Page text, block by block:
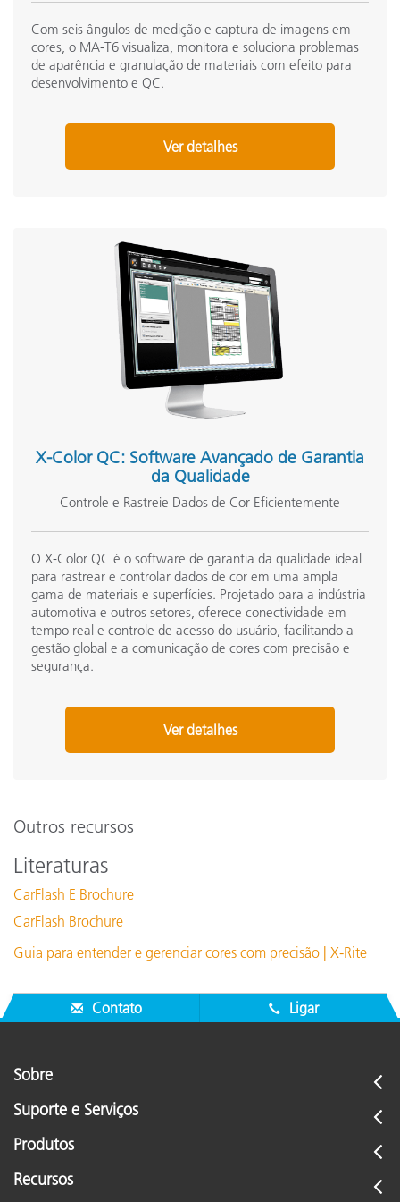
See All Training
Com seis ângulos de medição e captura de imagens em
cores, o MA-T6 visualiza, monitora e soluciona problemas
de aparência e granulação de materiais com efeito para
desenvolvimento e QC.
Ver detalhes
X-Color QC: Software Avançado de Garantia
da Qualidade
Controle e Rastreie Dados de Cor Eficientemente
O X-Color QC é o software de garantia da qualidade ideal
para rastrear e controlar dados de cor em uma ampla
gama de materiais e superfícies. Projetado para a indústria
automotiva e outros setores, oferece conectividade em
tempo real e controle de acesso do usuário, facilitando a
gestão global e a comunicação de cores com precisão e
segurança.
Ver detalhes
Outros recursos
Literaturas
CarFlash E Brochure
CarFlash Brochure
Guia para entender e gerenciar cores com precisão | X-Rite
Contato Ligar
Sobre
Suporte e Serviços
Produtos
Recursos